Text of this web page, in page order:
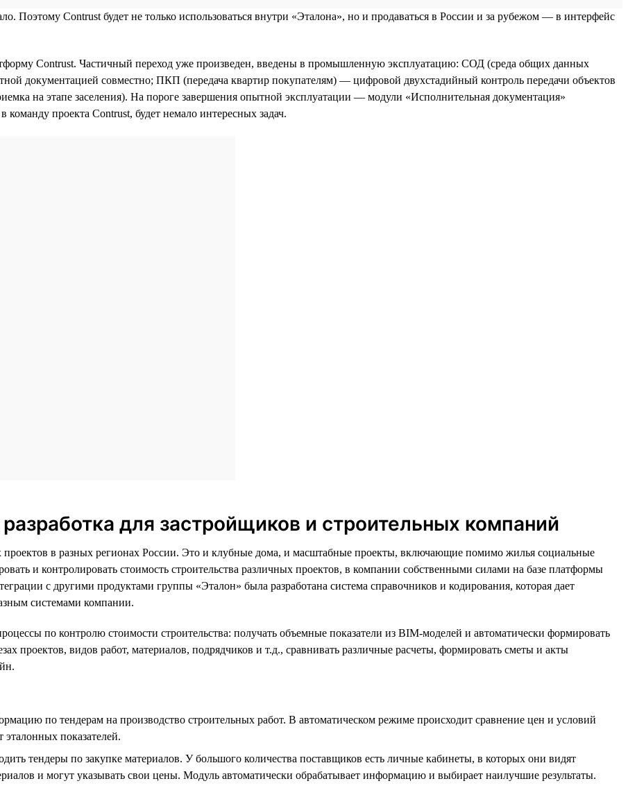
Contrust будет не только использоваться внутри «Эталона», но и продаваться в России и за рубежом — в интерфейс
Contrust. Частичный переход уже произведен, введены в промышленную эксплуатацию: СОД (среда общих данных
документацией совместно; ПКП (передача квартир покупателям) — цифровой двухстадийный контроль передачи объектов
на этапе заселения). На пороге завершения опытной эксплуатации — модули «Исполнительная документация»
проекта Contrust, будет немало интересных задач.
для застройщиков и строительных компаний
проектов в разных регионах России. Это и клубные дома, и масштабные проекты, включающие помимо жилья социальные
и контролировать стоимость строительства различных проектов, в компании собственными силами на базе платформы
с другими продуктами группы «Эталон» была разработана система справочников и кодирования, которая дает
системами компании.
по контролю стоимости строительства: получать объемные показатели из BIM-моделей и автоматически формировать
проектов, видов работ, материалов, подрядчиков и т.д., сравнивать различные расчеты, формировать сметы и акты
по тендерам на производство строительных работ. В автоматическом режиме происходит сравнение цен и условий
показателей.
тендеры по закупке материалов. У большого количества поставщиков есть личные кабинеты, в которых они видят
и могут указывать свои цены. Модуль автоматически обрабатывает информацию и выбирает наилучшие результаты.